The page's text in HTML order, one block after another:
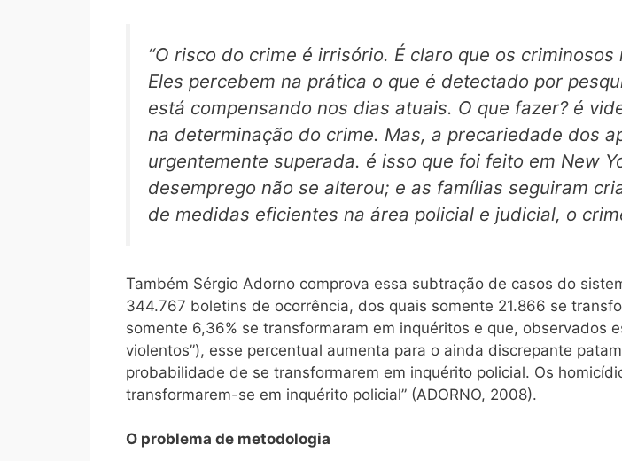
“O risco do crime é irrisório. É claro que os
Eles percebem na prática o que é detectado por
está compensando nos dias atuais. O que fazer? é
na determinação do crime. Mas, a precariedade dos
urgentemente superada. é isso que foi feito em New
desemprego não se alterou; e as famílias seguiram
de medidas eficientes na área policial e judicial, o
Também Sérgio Adorno comprova essa subtração de casos do
344.767 boletins de ocorrência, dos quais somente 21.866 se
somente 6,36% se transformaram em inquéritos e que, observados
violentos”), esse percentual aumenta para o ainda discrepante
probabilidade de se transformarem em inquérito policial. Os
transformarem-se em inquérito policial” (ADORNO, 2008).
O problema de metodologia